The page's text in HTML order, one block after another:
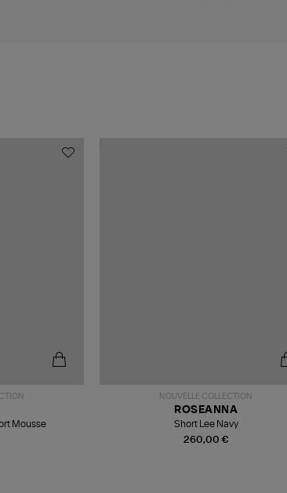
Mousse
NOUVELLE COLLECTION
260,00 €
ROSEANNA
Short Lee Navy